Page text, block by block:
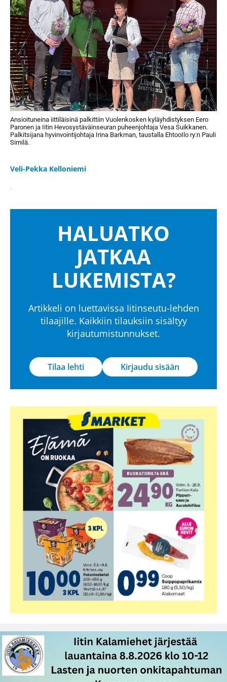
Ansioituneina iittiläisinä palkittiin Vuolenkosken kyläyhdistyksen Eero
Paronen ja Iitin Hevosystäväinseuran puheenjohtaja Vesa Suikkanen.
Palkitsijana hyvinvointijohtaja Irina Barkman, taustalla EhtooIlo ry:n Pauli
Similä.
Veli-Pekka Kelloniemi
.
HALUATKO
JATKAA
LUKEMISTA?
Artikkeli on luettavissa Iitinseutu-lehden
tilaajille. Kaikkiin tilauksiin sisältyy
kirjautumistunnukset.
Tilaa lehti Kirjaudu sisään